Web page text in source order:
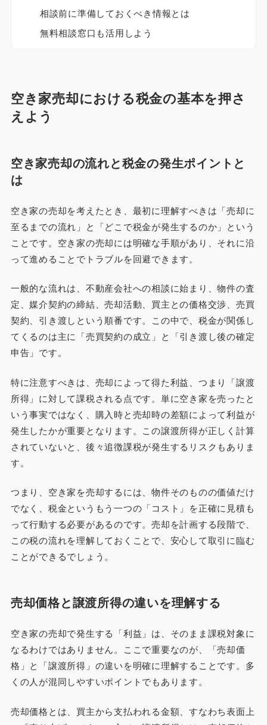
相談前に準備しておくべき情報とは
無料相談窓口も活用しよう
空き家売却における税金の基本を押さ
えよう
空き家売却の流れと税金の発生ポイントと
は
空き家の売却を考えたとき、最初に理解すべきは「売却に
至るまでの流れ」と「どこで税金が発生するのか」という
ことです。空き家の売却には明確な手順があり、それに沿
って進めることでトラブルを回避できます。
一般的な流れは、不動産会社への相談に始まり、物件の査
定、媒介契約の締結、売却活動、買主との価格交渉、売買
契約、引き渡しという順番です。この中で、税金が関係し
てくるのは主に「売買契約の成立」と「引き渡し後の確定
申告」です。
特に注意すべきは、売却によって得た利益、つまり「譲渡
所得」に対して課税される点です。単に空き家を売ったと
いう事実ではなく、購入時と売却時の差額によって利益が
発生したかが重要となります。この譲渡所得が正しく計算
されていないと、後々追徴課税が発生するリスクもありま
す。
つまり、空き家を売却するには、物件そのものの価値だけ
でなく、税金というもう一つの「コスト」を正確に見積も
って行動する必要があるのです。売却を計画する段階で、
この税の流れを理解しておくことで、安心して取引に臨む
ことができるでしょう。
売却価格と譲渡所得の違いを理解する
空き家の売却で発生する「利益」は、そのまま課税対象に
なるわけではありません。ここで重要なのが、「売却価
格」と「譲渡所得」の違いを明確に理解することです。多
くの人が混同しやすいポイントでもあります。
売却価格とは、買主から支払われる金額、すなわち表面上